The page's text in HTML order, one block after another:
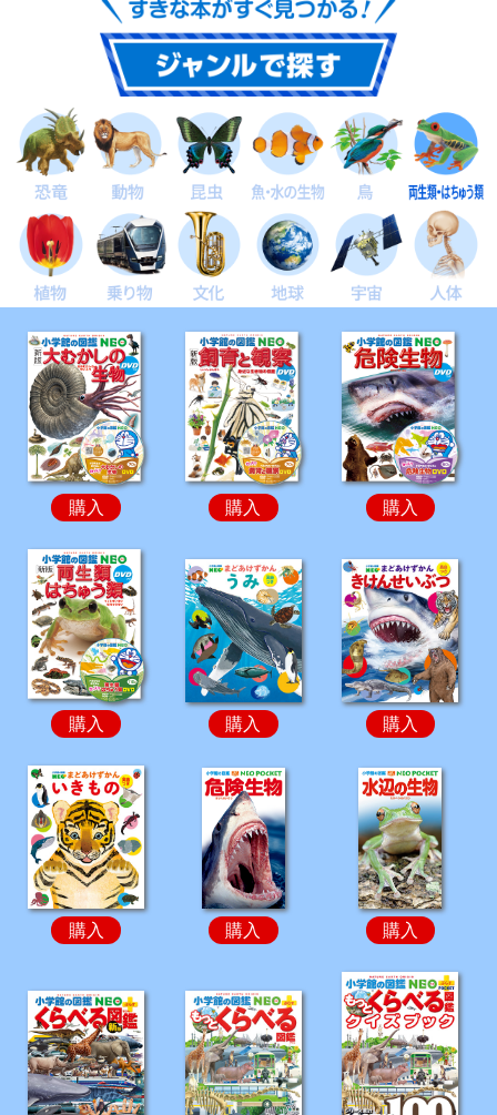
購入 購入 購入
購入 購入 購入
購入 購入 購入